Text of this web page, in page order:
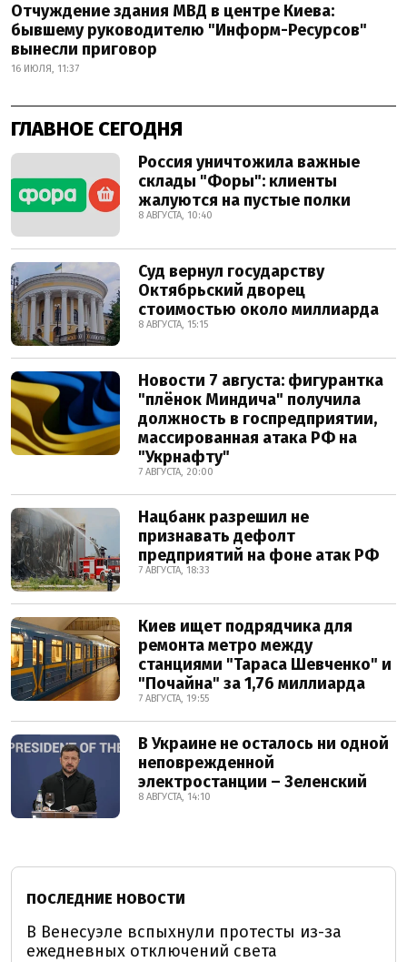
Отчуждение здания МВД в центре Киева:
бывшему руководителю "Информ-Ресурсов"
вынесли приговор
16 ИЮЛЯ, 11:37
ГЛАВНОЕ СЕГОДНЯ
Россия уничтожила важные
склады "Форы": клиенты
жалуются на пустые полки
8 АВГУСТА, 10:40
Суд вернул государству
Октябрьский дворец
стоимостью около миллиарда
8 АВГУСТА, 15:15
Новости 7 августа: фигурантка
"плёнок Миндича" получила
должность в госпредприятии,
массированная атака РФ на
"Укрнафту"
7 АВГУСТА, 20:00
Нацбанк разрешил не
признавать дефолт
предприятий на фоне атак РФ
7 АВГУСТА, 18:33
Киев ищет подрядчика для
ремонта метро между
станциями "Тараса Шевченко" и
"Почайна" за 1,76 миллиарда
7 АВГУСТА, 19:55
В Украине не осталось ни одной
неповрежденной
электростанции – Зеленский
8 АВГУСТА, 14:10
ПОСЛЕДНИЕ НОВОСТИ
В Венесуэле вспыхнули протесты из-за
ежедневных отключений света